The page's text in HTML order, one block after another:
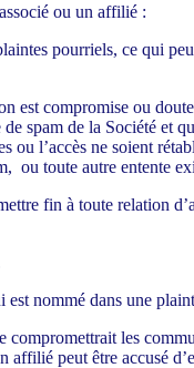
ou un affilié :
pourriels, ce qui
compromise ou
de la Société et
ou l’accès ne soient
ou toute autre entente
fin à toute relation
nommé dans une
les
peut être accusé